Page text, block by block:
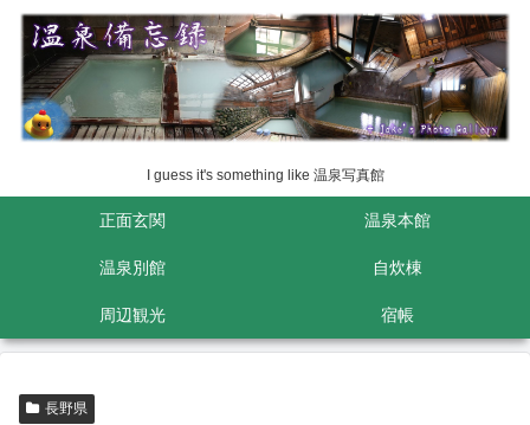
I guess it's something like 温泉写真館
正面玄関 温泉本館
温泉別館 自炊棟
周辺観光 宿帳
長野県